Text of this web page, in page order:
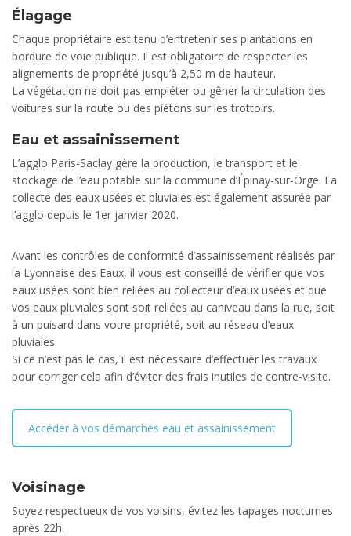
Élagage
Chaque propriétaire est tenu d’entretenir ses plantations en
bordure de voie publique. Il est obligatoire de respecter les
alignements de propriété jusqu’à 2,50 m de hauteur.
La végétation ne doit pas empiéter ou gêner la circulation des
voitures sur la route ou des piétons sur les trottoirs.
Eau et assainissement
L’agglo Paris-Saclay gère la production, le transport et le
stockage de l’eau potable sur la commune d’Épinay-sur-Orge. La
collecte des eaux usées et pluviales est également assurée par
l’agglo depuis le 1er janvier 2020.
Avant les contrôles de conformité d’assainissement réalisés par
la Lyonnaise des Eaux, il vous est conseillé de vérifier que vos
eaux usées sont bien reliées au collecteur d’eaux usées et que
vos eaux pluviales sont soit reliées au caniveau dans la rue, soit
à un puisard dans votre propriété, soit au réseau d’eaux
pluviales.
Si ce n’est pas le cas, il est nécessaire d’effectuer les travaux
pour corriger cela afin d’éviter des frais inutiles de contre-visite.
Accéder à vos démarches eau et assainissement
Voisinage
Soyez respectueux de vos voisins, évitez les tapages nocturnes
après 22h.